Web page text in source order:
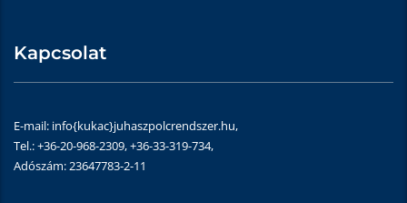
Kapcsolat
E-mail: info{kukac}juhaszpolcrendszer.hu,
Tel.: +36-20-968-2309, +36-33-319-734,
Adószám: 23647783-2-11